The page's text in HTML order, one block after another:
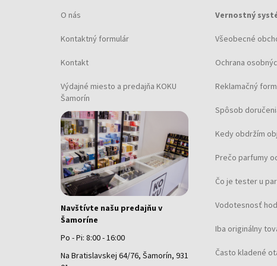
O nás
Kontaktný formulár
Kontakt
Výdajné miesto a predajňa KOKU
Šamorín
Navštívte našu predajňu v
Šamoríne
Po - Pi: 8:00 - 16:00
Na Bratislavskej 64/76, Šamorín, 931
Vernostný
Všeobecné
Ochrana
Reklamačný
Spôsob
Kedy obdržím
Prečo parfumy
Čo je tester u
Vodotesnosť
Iba originálny
Často kladené